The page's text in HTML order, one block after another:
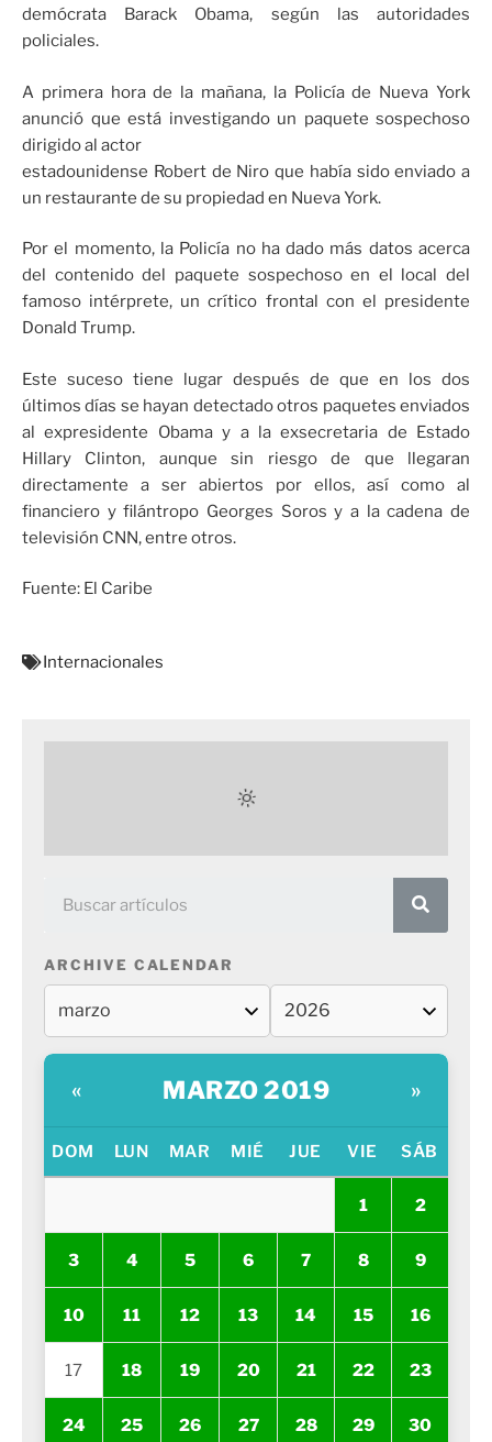
demócrata Barack Obama, según las autoridades
policiales.
A primera hora de la mañana, la Policía de Nueva York
anunció que está investigando un paquete sospechoso
dirigido al actor
estadounidense Robert de Niro que había sido enviado a
un restaurante de su propiedad en Nueva York.
Por el momento, la Policía no ha dado más datos acerca
del contenido del paquete sospechoso en el local del
famoso intérprete, un crítico frontal con el presidente
Donald Trump.
Este suceso tiene lugar después de que en los dos
últimos días se hayan detectado otros paquetes enviados
al expresidente Obama y a la exsecretaria de Estado
Hillary Clinton, aunque sin riesgo de que llegaran
directamente a ser abiertos por ellos, así como al
financiero y filántropo Georges Soros y a la cadena de
televisión CNN, entre otros.
Fuente: El Caribe
Internacionales
ARCHIVE CALENDAR
« MARZO 2019 »
DOM LUN MAR MIÉ JUE VIE SÁB
1 2
3 4 5 6 7 8 9
10 11 12 13 14 15 16
17 18 19 20 21 22 23
24 25 26 27 28 29 30